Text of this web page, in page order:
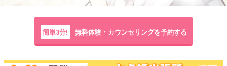
簡単3分! 無料体験・カウンセリングを予約する